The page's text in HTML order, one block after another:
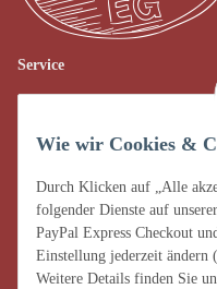
Wie wir Cookies &
Durch Klicken auf „Alle
folgender Dienste auf
PayPal Express Checkout
Einstellung jederzeit ändern
Weitere Details finden Sie
Service
AGB
Impressum
Datenschutz
Widerrufsrecht